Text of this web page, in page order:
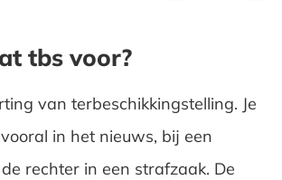
tbs voor?
van terbeschikkingstelling. Je
in het nieuws, bij een
rechter in een strafzaak. De